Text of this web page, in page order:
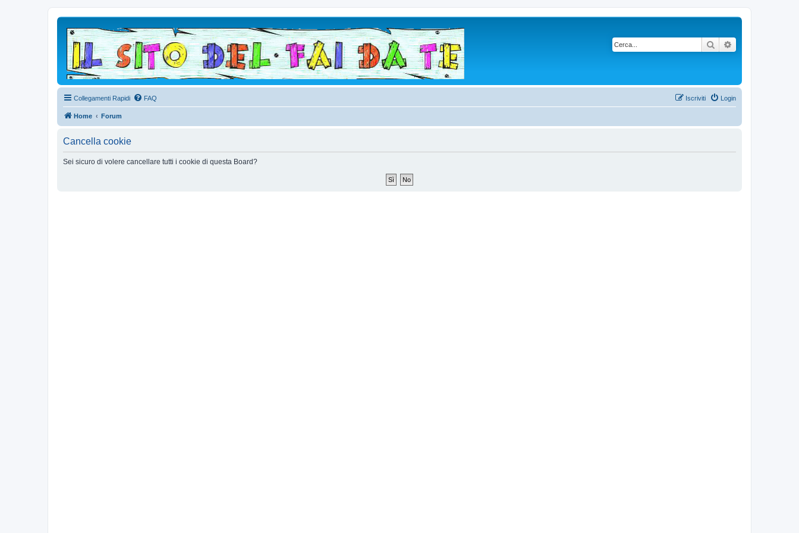
Cerca
Collegamenti Rapidi FAQ Login
Iscriviti
Home Forum
Cancella cookie
Sei sicuro di volere cancellare tutti i cookie di questa Board?